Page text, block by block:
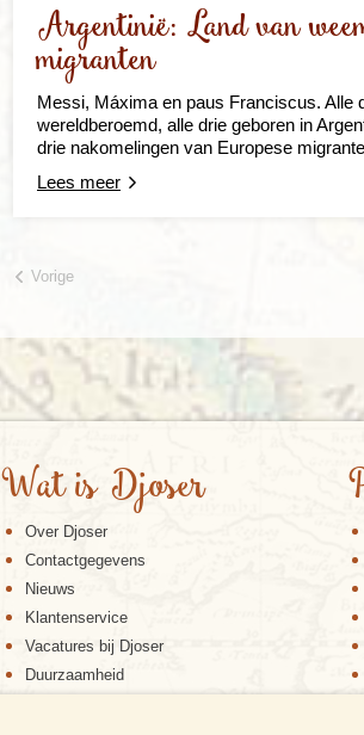
Argentinië: Land van
migranten
Messi, Máxima en paus Franciscus. Alle
wereldberoemd, alle drie geboren in
drie nakomelingen van Europese
Lees meer
Vorige
Wat is Djoser
Over Djoser
Contactgegevens
Nieuws
Klantenservice
Vacatures bij Djoser
Duurzaamheid